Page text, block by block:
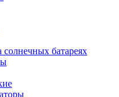
солнечных батареях